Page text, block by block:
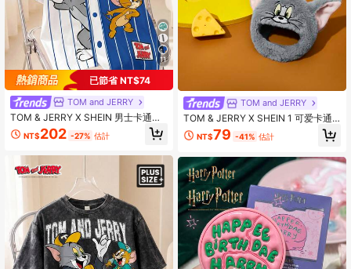
11
已節省 NT$74
TOM and JERRY
TOM & JERRY X SHEIN 男士卡通印
花宽松休闲短袖T恤
NT$202 -27% 估計
TOM and JERRY
TOM & JERRY X SHEIN 1 可爱卡通
毛绒刺绣图案宠物帽子头饰，多种尺
寸可供选择，适合猫咪、狗狗、汤
NT$79 -41% 估計